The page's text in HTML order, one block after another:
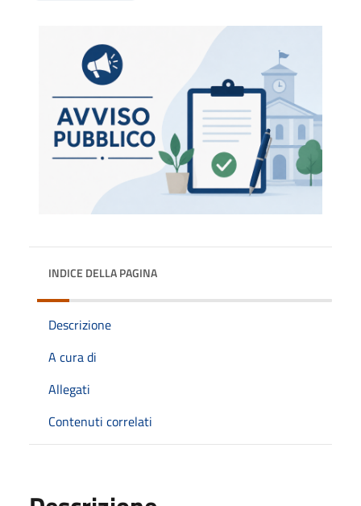
INDICE DELLA PAGINA
Descrizione
A cura di
Allegati
Contenuti correlati